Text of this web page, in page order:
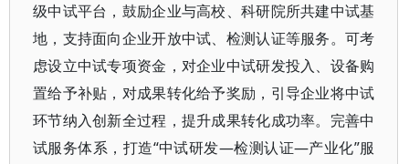
级中试平台，鼓励企业与高校、科研院所共建中试基
地，支持面向企业开放中试、检测认证等服务。可考
虑设立中试专项资金，对企业中试研发投入、设备购
置给予补贴，对成果转化给予奖励，引导企业将中试
环节纳入创新全过程，提升成果转化成功率。完善中
试服务体系，打造“中试研发—检测认证—产业化”服